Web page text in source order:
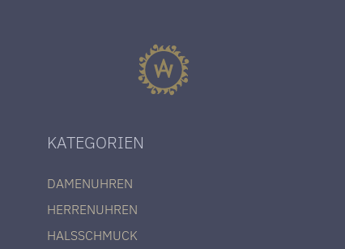
KATEGORIEN
DAMENUHREN
HERRENUHREN
HALSSCHMUCK